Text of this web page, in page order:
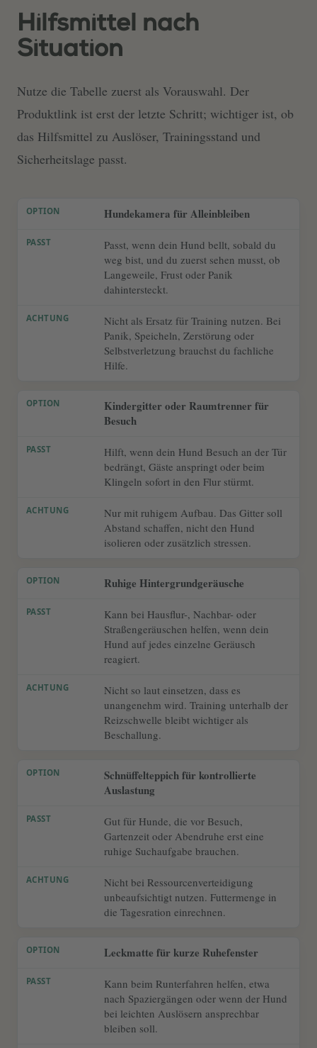
Hilfsmittel nach
Situation
Nutze die Tabelle zuerst als Vorauswahl. Der
Produktlink ist erst der letzte Schritt; wichtiger ist, ob
das Hilfsmittel zu Auslöser, Trainingsstand und
Sicherheitslage passt.
Hundekamera für Alleinbleiben
Passt, wenn dein Hund bellt, sobald du
weg bist, und du zuerst sehen musst, ob
Langeweile, Frust oder Panik
dahintersteckt.
Nicht als Ersatz für Training nutzen. Bei
Panik, Speicheln, Zerstörung oder
Selbstverletzung brauchst du fachliche
Hilfe.
Kindergitter oder Raumtrenner für
Besuch
Hilft, wenn dein Hund Besuch an der Tür
bedrängt, Gäste anspringt oder beim
Klingeln sofort in den Flur stürmt.
Nur mit ruhigem Aufbau. Das Gitter soll
Abstand schaffen, nicht den Hund
isolieren oder zusätzlich stressen.
Ruhige Hintergrundgeräusche
Kann bei Hausflur-, Nachbar- oder
Straßengeräuschen helfen, wenn dein
Hund auf jedes einzelne Geräusch
reagiert.
Nicht so laut einsetzen, dass es
unangenehm wird. Training unterhalb der
Reizschwelle bleibt wichtiger als
Beschallung.
Schnüffelteppich für kontrollierte
Auslastung
Gut für Hunde, die vor Besuch,
Gartenzeit oder Abendruhe erst eine
ruhige Suchaufgabe brauchen.
Nicht bei Ressourcenverteidigung
unbeaufsichtigt nutzen. Futtermenge in
die Tagesration einrechnen.
Leckmatte für kurze Ruhefenster
Kann beim Runterfahren helfen, etwa
nach Spaziergängen oder wenn der Hund
bei leichten Auslösern ansprechbar
bleiben soll.